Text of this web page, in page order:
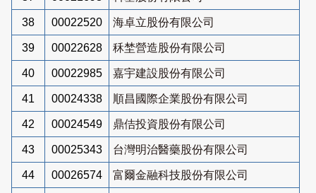
38 00022520 海卓立股份有限公司
39 00022628 秝埜營造股份有限公司
40 00022985 嘉宇建設股份有限公司
41 00024338 順昌國際企業股份有限公司
42 00024549 鼎佶投資股份有限公司
43 00025343 台灣明治醫藥股份有限公司
44 00026574 富爾金融科技股份有限公司